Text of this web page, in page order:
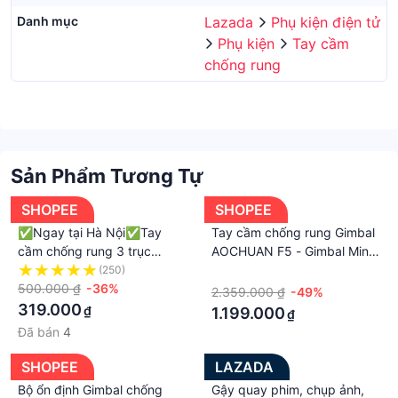
Danh mục Lazada
Phụ kiện điện tử
Phụ kiện
Tay cầm
chống rung
Sản Phẩm Tương Tự
SHOPEE
✅Ngay tại Hà Nội✅Tay
cầm chống rung 3 trục
gimbal F5 Plus - pin lithium
2200mAh, Gimbal điện thoại
giá rẻ f5 plus
(250)
500.000 ₫ -36%
319.000₫
Đã bán 4
SHOPEE
Tay cầm chống rung Gimbal
AOCHUAN F5 - Gimbal Mini
3 Trục - Gậy Chống Rung
Quay Vlog
2.359.000 ₫ -49%
1.199.000₫
SHOPEE
Bộ ổn định Gimbal chống
LAZADA
Gậy quay phim, chụp ảnh,